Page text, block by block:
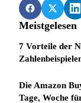
Meistgelesen
7 Vorteile der
Die Amazon
Tage, Woche